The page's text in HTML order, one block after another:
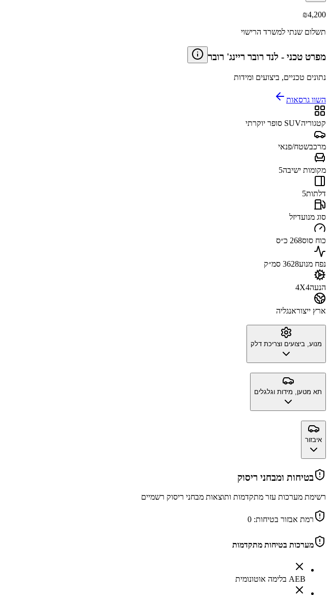
₪4,200
תשלום שנתי למשרד הרישוי
מפרט טכני - לנד רובר ריינג' רובר
נתונים טכניים, ביצועים ומידות
השוו גרסאות
קטגוריהSUV סופר יוקרתי
מרכבשטח/פנאי
מקומות ישיבה5
דלתות5
סוג מנועדיזל
כוח סוס268 כ״ס
נפח מנוע3628 סמ״ק
הנעה4X4
ארץ ייצוראנגליה
מנוע, ביצועים וצריכת דלק
תא מטען, מידות וגלגלים
איבזור
בטיחות ומבחני ריסוק
רשימת מערכות עזר מתקדמות ותוצאות מבחני ריסוק רשמיים
רמת אבזור בטיחות: 0
מערכות בטיחות מתקדמות
AEB בלימה אוטונומית